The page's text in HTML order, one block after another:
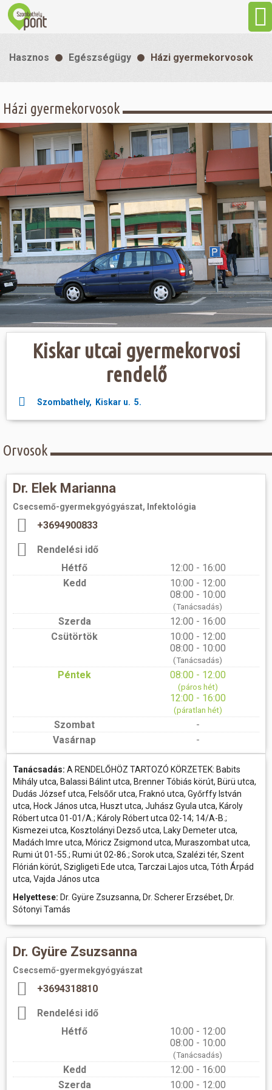
Látnivalók
Gasztronómia
Szállás
Sport
Szabadidő
Hasznos
Hasznos Egészségügy Házi gyermekorvosok
Házi gyermekorvosok
Kiskar utcai gyermekorvosi
rendelő
Szombathely, Kiskar u. 5.
Orvosok
Dr. Elek Marianna
Csecsemő-gyermekgyógyászat, Infektológia
+3694900833
Rendelési idő
Hétfő
12:00 - 16:00
Kedd
10:00 - 12:00
08:00 - 10:00
(Tanácsadás)
Szerda
12:00 - 16:00
Csütörtök
10:00 - 12:00
08:00 - 10:00
(Tanácsadás)
Péntek 08:00 - 12:00
(páros hét)
12:00 - 16:00
(páratlan hét)
Szombat
-
Vasárnap
-
Tanácsadás: A RENDELŐHÖZ TARTOZÓ KÖRZETEK: Babits
Mihály utca, Balassi Bálint utca, Brenner Tóbiás körút, Bürü utca,
Dudás József utca, Felsőőr utca, Fraknó utca, Győrffy István
utca, Hock János utca, Huszt utca, Juhász Gyula utca, Károly
Róbert utca 01-01/A.; Károly Róbert utca 02-14; 14/A-B.;
Kismezei utca, Kosztolányi Dezső utca, Laky Demeter utca,
Madách Imre utca, Móricz Zsigmond utca, Muraszombat utca,
Rumi út 01-55.; Rumi út 02-86.; Sorok utca, Szalézi tér, Szent
Flórián körút, Szigligeti Ede utca, Tarczai Lajos utca, Tóth Árpád
utca, Vajda János utca
Helyettese: Dr. Gyüre Zsuzsanna, Dr. Scherer Erzsébet, Dr.
Sótonyi Tamás
Dr. Gyüre Zsuzsanna
Csecsemő-gyermekgyógyászat
+3694318810
Rendelési idő
Hétfő
10:00 - 12:00
08:00 - 10:00
(Tanácsadás)
Kedd
12:00 - 16:00
Szerda
10:00 - 12:00